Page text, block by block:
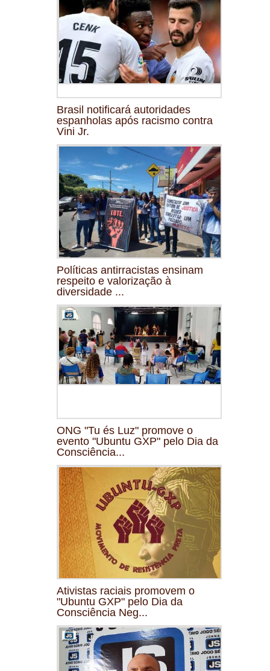
Brasil notificará autoridades
espanholas após racismo contra
Vini Jr.
Políticas antirracistas ensinam
respeito e valorização à
diversidade ...
ONG "Tu és Luz" promove o
evento "Ubuntu GXP" pelo Dia da
Consciência...
Ativistas raciais promovem o
"Ubuntu GXP" pelo Dia da
Consciência Neg...